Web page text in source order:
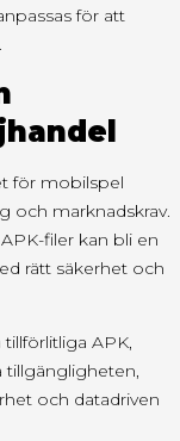
för att
för mobilspel
och marknadskrav.
filer kan bli en
rätt säkerhet och
APK,
tillgängligheten,
och datadriven